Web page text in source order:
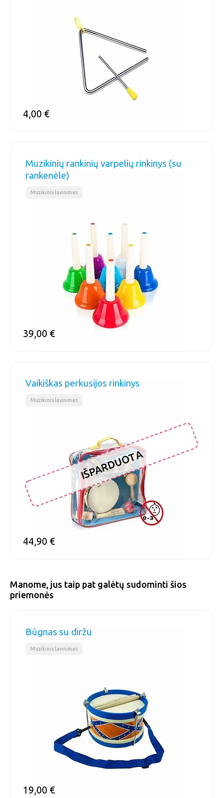
4,00 €
Muzikinių rankinių varpelių rinkinys (su
rankenėle)
Muzikinis lavinimas
39,00 €
Vaikiškas perkusijos rinkinys
Muzikinis lavinimas
44,90 €
IŠPARDUOTA
Manome, jus taip pat galėtų sudominti šios
priemonės
Būgnas su diržu
Muzikinis lavinimas
19,00 €